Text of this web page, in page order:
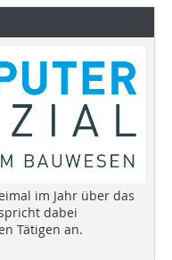
im Jahr über das
dabei
Tätigen an.